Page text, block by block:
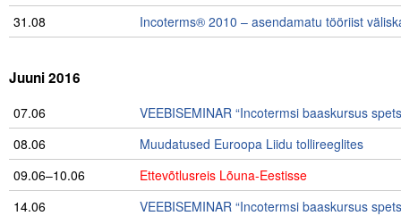
31.08
Incoterms® 2010 – asendamatu tööriist
Juuni 2016
07.06
VEEBISEMINAR “Incotermsi baaskursus
08.06
Muudatused Euroopa Liidu tollireeglites
09.06–10.06
Ettevõtlusreis Lõuna-Eestisse
14.06
VEEBISEMINAR “Incotermsi baaskursus